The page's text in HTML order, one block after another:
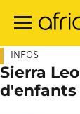
contenu
INFOS
Sierra